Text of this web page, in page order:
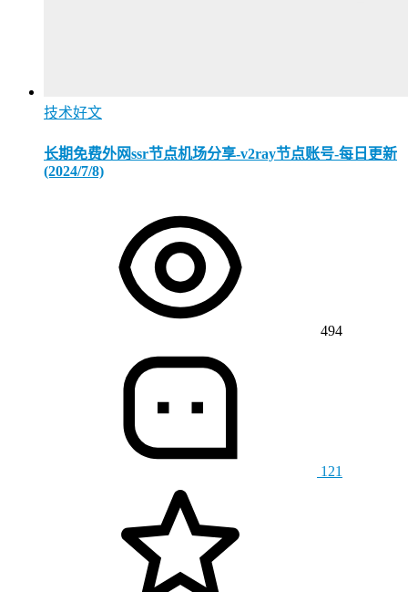
技术好文
长期免费外网ssr节点机场分享-v2ray节点账号-每日更新
(2024/7/8)
494
121